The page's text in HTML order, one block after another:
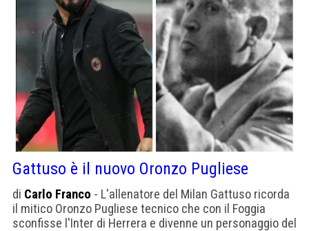
Gattuso è il nuovo Oronzo Pugliese
di Carlo Franco - L'allenatore del Milan Gattuso ricorda
il mitico Oronzo Pugliese tecnico che con il Foggia
sconfisse l'Inter di Herrera e divenne un personaggio del